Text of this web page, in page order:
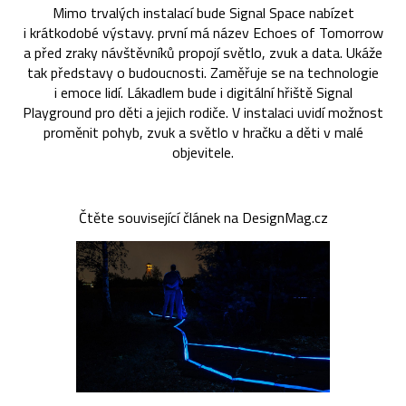
Mimo trvalých instalací bude Signal Space nabízet
i krátkodobé výstavy. první má název Echoes of Tomorrow
a před zraky návštěvníků propojí světlo, zvuk a data. Ukáže
tak představy o budoucnosti. Zaměřuje se na technologie
i emoce lidí. Lákadlem bude i digitální hřiště Signal
Playground pro děti a jejich rodiče. V instalaci uvidí možnost
proměnit pohyb, zvuk a světlo v hračku a děti v malé
objevitele.
Čtěte související článek na DesignMag.cz